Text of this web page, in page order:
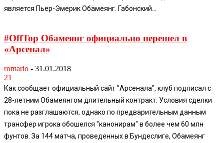
является Пьер-Эмерик Обамеянг. Габонский...
#OffTop Обамеянг официально перешел в
«Арсенал»
romario - 31.01.2018
21
Как сообщает официальный сайт "Арсенала", клуб подписал с
28-летним Обамеянгом длительный контракт. Условия сделки
пока не разглашаются, однако по предварительным данным
трансфер игрока обошелся "канонирам" в более чем 60 млн
фунтов. За 144 матча, проведенных в Бундеслиге, Обамеянг